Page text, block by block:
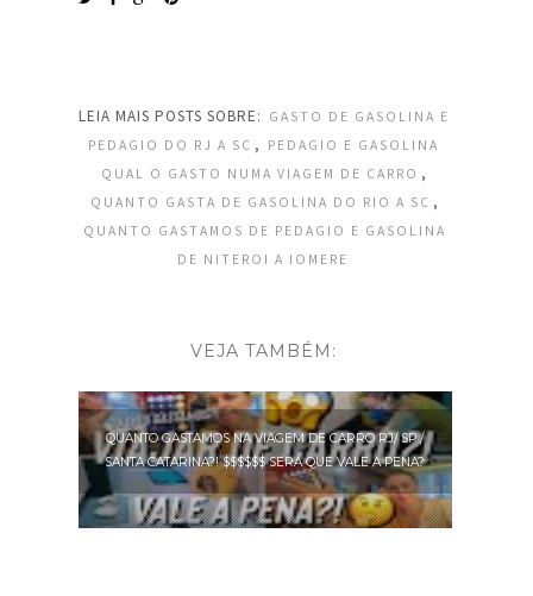
LEIA MAIS POSTS SOBRE:
GASTO DE GASOLINA E
PEDAGIO DO RJ A SC ,
PEDAGIO E GASOLINA
QUAL O GASTO NUMA VIAGEM DE CARRO ,
QUANTO GASTA DE GASOLINA DO RIO A SC ,
QUANTO GASTAMOS DE PEDAGIO E GASOLINA
DE NITEROI A IOMERE
VEJA TAMBÉM:
QUANTO GASTAMOS NA VIAGEM DE CARRO RJ/ SP /
SANTA CATARINA?! $$$$$$ SERÁ QUE VALE A PENA?